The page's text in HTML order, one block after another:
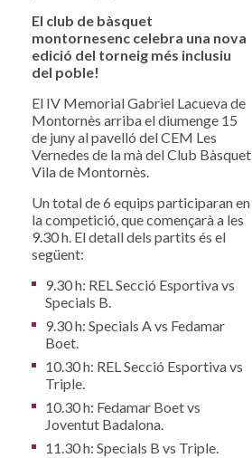
El club de bàsquet
montornesenc celebra una nova
edició del torneig més inclusiu
del poble!
El IV Memorial Gabriel Lacueva de
Montornès arriba el diumenge 15
de juny al pavelló del CEM Les
Vernedes de la mà del Club Bàsquet
Vila de Montornès.
Un total de 6 equips participaran en
la competició, que començarà a les
9.30 h. El detall dels partits és el
següent:
9.30 h: REL Secció Esportiva vs
Specials B.
9.30 h: Specials A vs Fedamar
Boet.
10.30 h: REL Secció Esportiva vs
Triple.
10.30 h: Fedamar Boet vs
Joventut Badalona.
11.30 h: Specials B vs Triple.